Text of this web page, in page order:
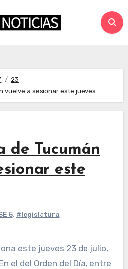
23
vuelve a sesionar este jueves
de Tucumán
este
5, #legislatura
este jueves 23 de julio,
el del Orden del Día, entre